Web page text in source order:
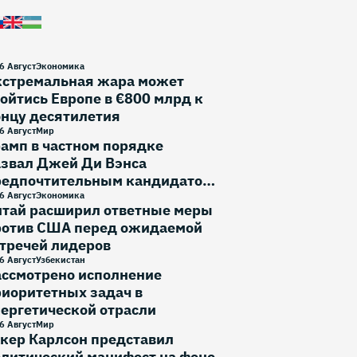
АвгустЭкономика
жара может
Европе в €800 млрд к
десятилетия
АвгустМир
в частном порядке
Джей Ди Вэнса
кандидатом
выборы 2028 года
АвгустЭкономика
расширил ответные меры
США перед ожидаемой
лидеров
АвгустУзбекистан
исполнение
задач в
отрасли
АвгустМир
Карлсон представил